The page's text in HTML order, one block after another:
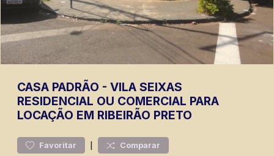
CASA PADRÃO - VILA SEIXAS
RESIDENCIAL OU COMERCIAL PARA
LOCAÇÃO EM RIBEIRÃO PRETO
Favoritar | Comparar